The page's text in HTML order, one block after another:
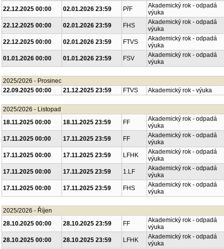
22.12.2025 00:00
02.01.2026 23:59 PřF
Akademický rok - odpadá
výuka
22.12.2025 00:00
02.01.2026 23:59 FHS
Akademický rok - odpadá
výuka
22.12.2025 00:00
02.01.2026 23:59 FTVS
Akademický rok - odpadá
výuka
01.01.2026 00:00
01.01.2026 23:59 FSV
Akademický rok - odpadá
výuka
2025/2026 - Prosinec
22.09.2025 00:00
21.12.2025 23:59 FTVS Akademický rok - výuka
2025/2026 - Listopad
18.11.2025 00:00
18.11.2025 23:59 FF
Akademický rok - odpadá
výuka
17.11.2025 00:00
17.11.2025 23:59 FF
Akademický rok - odpadá
výuka
17.11.2025 00:00
17.11.2025 23:59 LFHK
Akademický rok - odpadá
výuka
17.11.2025 00:00
17.11.2025 23:59 1.LF
Akademický rok - odpadá
výuka
17.11.2025 00:00
17.11.2025 23:59 FHS
Akademický rok - odpadá
výuka
2025/2026 - Říjen
28.10.2025 00:00
28.10.2025 23:59 FF
Akademický rok - odpadá
výuka
28.10.2025 00:00
28.10.2025 23:59 LFHK
Akademický rok - odpadá
výuka